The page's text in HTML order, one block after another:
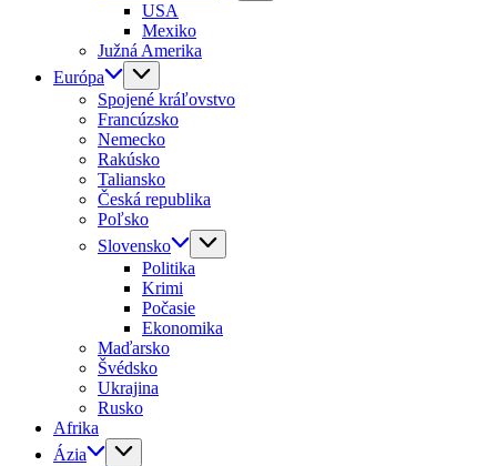
USA
Mexiko
Južná Amerika
Európa
Spojené kráľovstvo
Francúzsko
Nemecko
Rakúsko
Taliansko
Česká republika
Poľsko
Slovensko
Politika
Krimi
Počasie
Ekonomika
Maďarsko
Švédsko
Ukrajina
Rusko
Afrika
Ázia